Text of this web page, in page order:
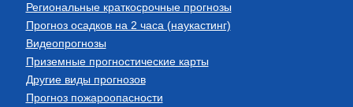
Региональные краткосрочные прогнозы
Прогноз осадков на 2 часа (наукастинг)
Видеопрогнозы
Приземные прогностические карты
Другие виды прогнозов
Прогноз пожароопасности